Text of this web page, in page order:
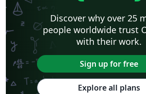
Discover why over 25
people worldwide trust
with their work.
Sign up for free
Explore all plans